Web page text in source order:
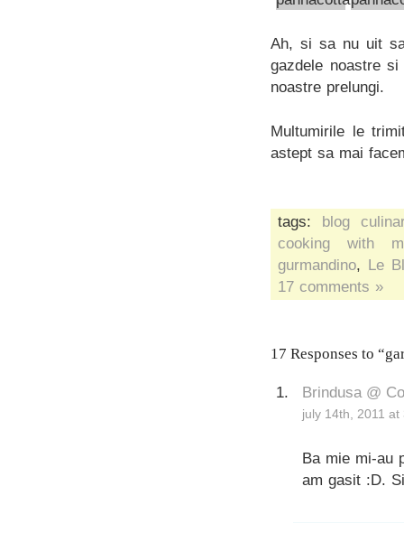
Ah, si sa nu uit
gazdele noastre
noastre prelungi.
Multumirile le
astept sa mai
tags: blog
cooking with
gurmandino, Le
17 comments »
17 Responses to
Brindusa @
july 14th, 2011 at
Ba mie mi-au
am gasit :D.